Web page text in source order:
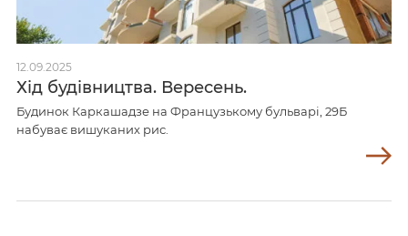
12.09.2025
Хід будівництва. Вересень.
Будинок Каркашадзе на Французькому бульварі, 29Б
набуває вишуканих рис.